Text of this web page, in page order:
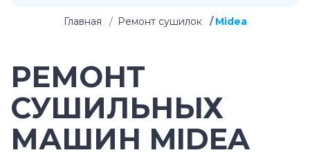
Главная Ремонт сушилок Midea
РЕМОНТ
СУШИЛЬНЫХ
МАШИН MIDEA